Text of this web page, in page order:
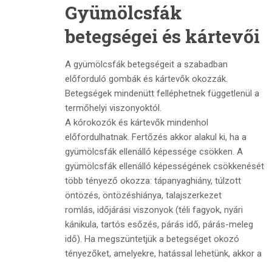
Gyümölcsfák
betegségei és kártevői
A gyümölcsfák betegségeit a szabadban
előforduló gombák és kártevők okozzák.
Betegségek mindenütt felléphetnek függetlenül a
termőhelyi viszonyoktól.
A kórokozók és kártevők mindenhol
előfordulhatnak. Fertőzés akkor alakul ki, ha a
gyümölcsfák ellenálló képessége csökken. A
gyümölcsfák ellenálló képességének csökkenését
több tényező okozza: tápanyaghiány, túlzott
öntözés, öntözéshiánya, talajszerkezet
romlás, időjárási viszonyok (téli fagyok, nyári
kánikula, tartós esőzés, párás idő, párás-meleg
idő). Ha megszüntetjük a betegséget okozó
tényezőket, amelyekre, hatással lehetünk, akkor a